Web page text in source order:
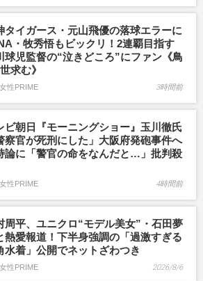
タイガース・元山飛優の落球エラーに
・牧秀悟もビックリ！2連覇目指す
球児監督の“泣きどころ”にファン《鳥
求む》
性PRIME 3時間前
ビ朝日『モーニングショー』玉川徹氏
察官が死刑にした」大阪府発砲事件へ
論に「警官の命をなんだと…」批判殺
性PRIME 4時間前
周平、ユニクロ“モデル美女”・石田夢
熱愛報道！下半身強調の「過激すぎる
水着」公開でネットざわつき
性PRIME 2026/8/6